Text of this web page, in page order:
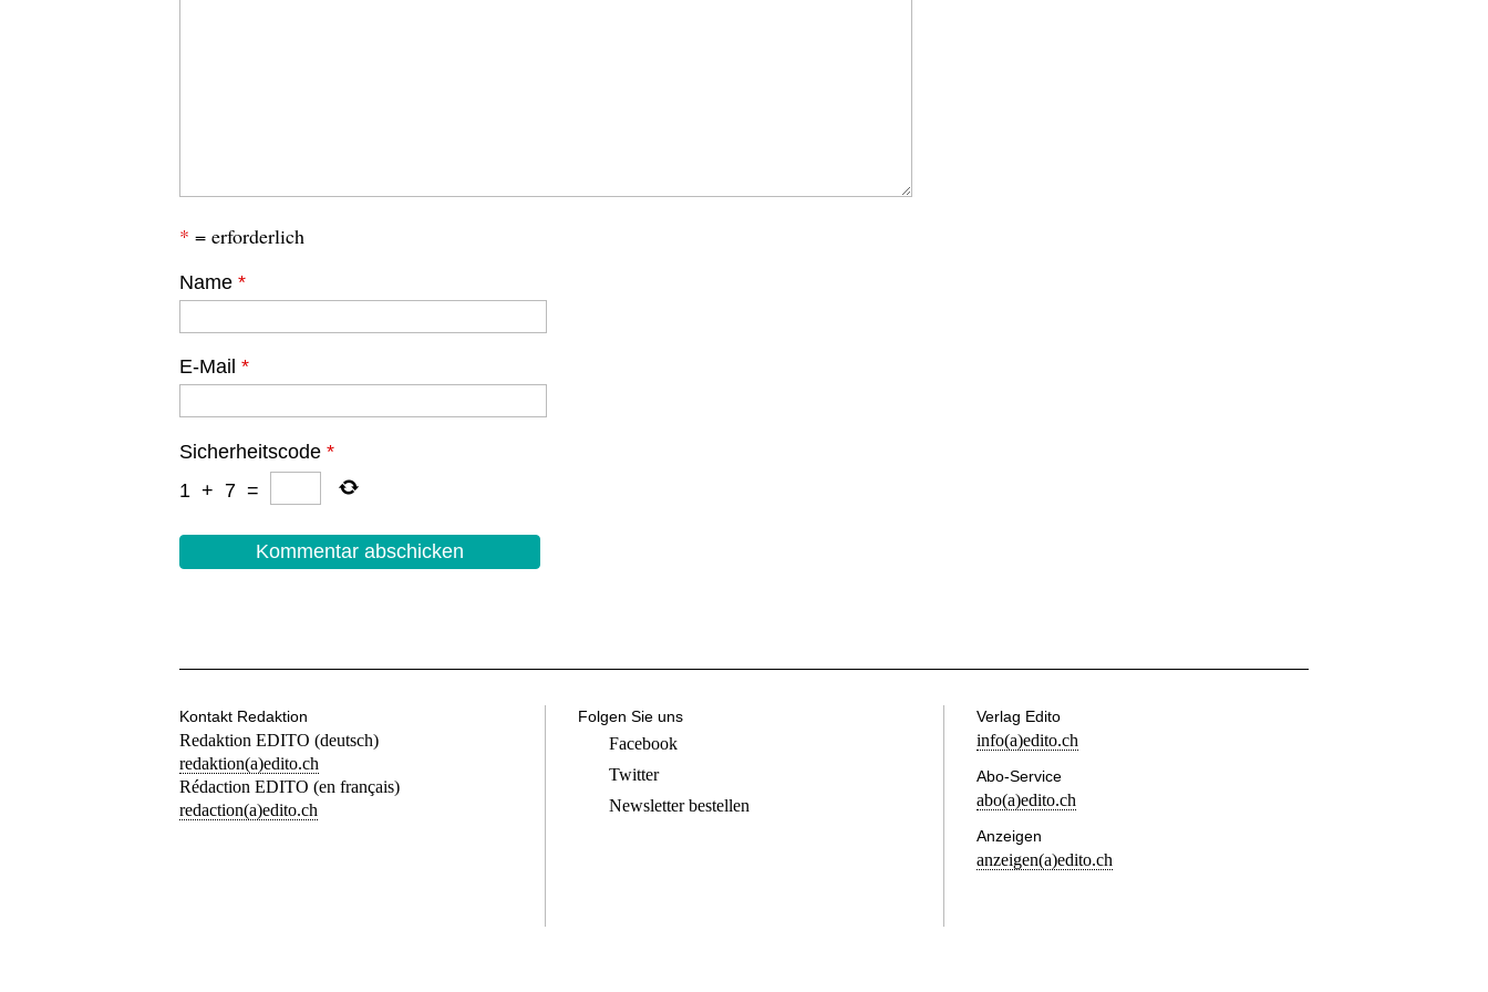
* = erforderlich
Name *
E-Mail *
Sicherheitscode *
1 + 7 =
Kontakt Redaktion
Redaktion EDITO (deutsch)
redaktion(a)edito.ch
Rédaction EDITO (en français)
redaction(a)edito.ch
Folgen Sie uns
Facebook
Twitter
Newsletter bestellen
Verlag Edito
info(a)edito.ch
Abo-Service
abo(a)edito.ch
Anzeigen
anzeigen(a)edito.ch